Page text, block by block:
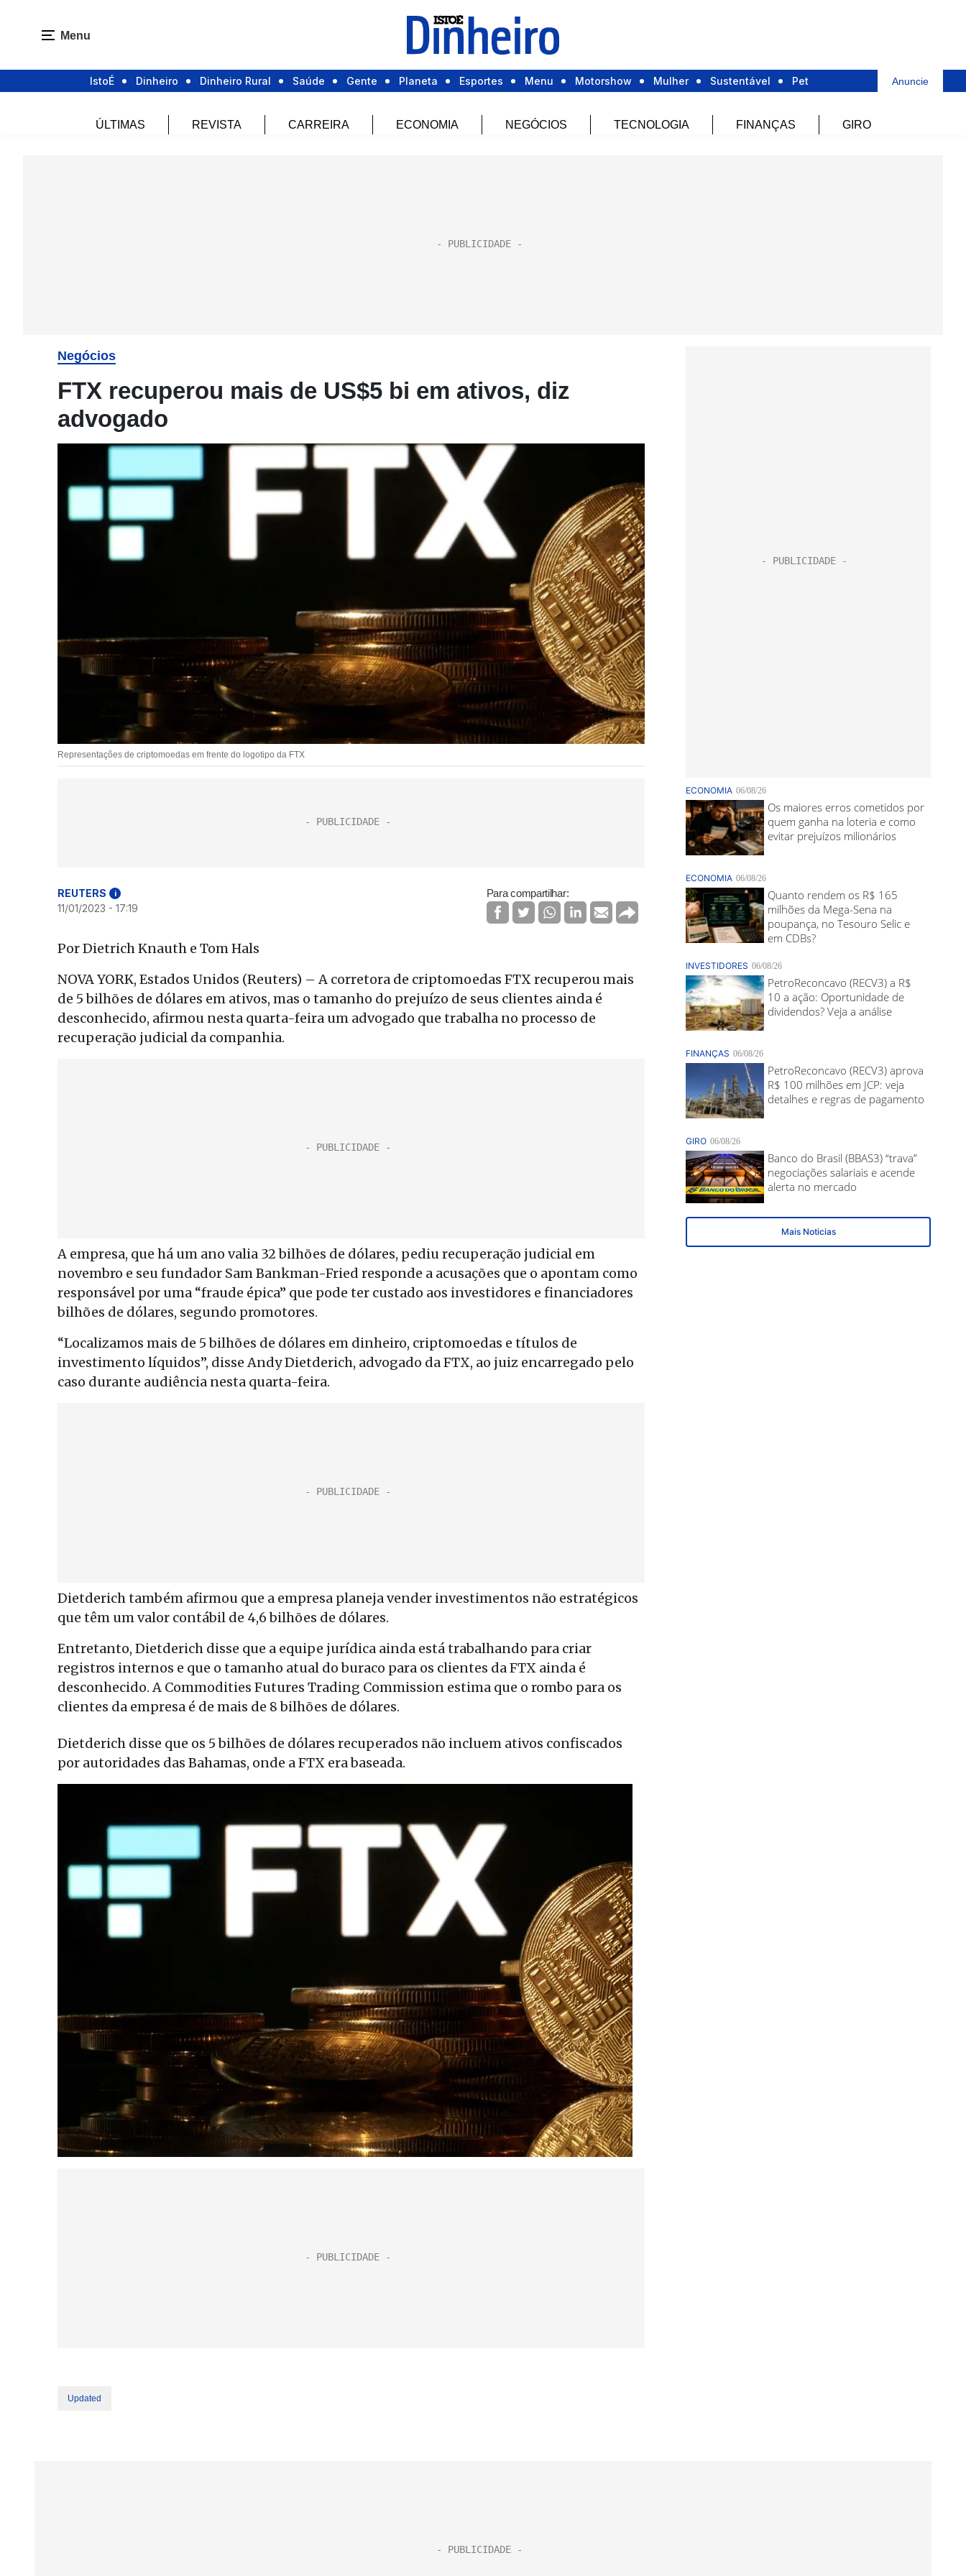
Menu
IstoÉ Dinheiro Dinheiro Rural Saúde Gente Planeta Esportes Menu Motorshow Mulher Sustentável Pet Anuncie
ÚLTIMAS REVISTA CARREIRA ECONOMIA NEGÓCIOS TECNOLOGIA FINANÇAS GIRO
Negócios
FTX recuperou mais de US$5 bi em ativos, diz
advogado
Representações de criptomoedas em frente do logotipo da FTX
REUTERS i
11/01/2023 - 17:19
Para compartilhar:
Por Dietrich Knauth e Tom Hals
NOVA YORK, Estados Unidos (Reuters) – A corretora de criptomoedas FTX recuperou mais
de 5 bilhões de dólares em ativos, mas o tamanho do prejuízo de seus clientes ainda é
desconhecido, afirmou nesta quarta-feira um advogado que trabalha no processo de
recuperação judicial da companhia.
A empresa, que há um ano valia 32 bilhões de dólares, pediu recuperação judicial em
novembro e seu fundador Sam Bankman-Fried responde a acusações que o apontam como
responsável por uma “fraude épica” que pode ter custado aos investidores e financiadores
bilhões de dólares, segundo promotores.
“Localizamos mais de 5 bilhões de dólares em dinheiro, criptomoedas e títulos de
investimento líquidos”, disse Andy Dietderich, advogado da FTX, ao juiz encarregado pelo
caso durante audiência nesta quarta-feira.
Dietderich também afirmou que a empresa planeja vender investimentos não estratégicos
que têm um valor contábil de 4,6 bilhões de dólares.
Entretanto, Dietderich disse que a equipe jurídica ainda está trabalhando para criar
registros internos e que o tamanho atual do buraco para os clientes da FTX ainda é
desconhecido. A Commodities Futures Trading Commission estima que o rombo para os
clientes da empresa é de mais de 8 bilhões de dólares.
Dietderich disse que os 5 bilhões de dólares recuperados não incluem ativos confiscados
por autoridades das Bahamas, onde a FTX era baseada.
Updated